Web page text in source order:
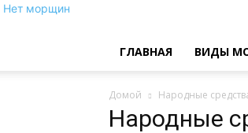
Нет морщин
ГЛАВНАЯ ВИДЫ
Домой Народные
Народные